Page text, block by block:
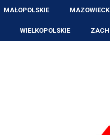
MAŁOPOLSKIE
WIELKOPOLSKIE